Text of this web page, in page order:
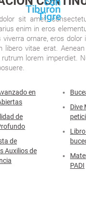
sit amet,
enim in eros
ornare, eros dolor
libero vitae erat.
lorem imperdiet.
en
de
de
Auxilios de
Dive
PADI